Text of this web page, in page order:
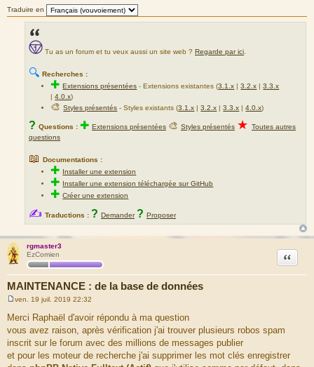
Traduire en
Tu as un forum et tu veux aussi un site web ? Regarde par ici
🔍 Recherches :
✚Extensions présentées -Extensions existantes (3.1.x |3.2.x |3.3.x
|4.0.x)
🎨Styles présentés - Styles existants (3.1.x |3.2.x |3.3.x |4.0.x)
? Questions : ✚ Extensions présentées 🎨 Styles présentés ★ Toutes autres
questions
📖 Documentations :
✚ Installer une extension
✚ Installer une extension téléchargée sur GitHub
✚Créer une extension
✍ Traductions : ? Demander ? Proposer
rgmaster3
EzComien
MAINTENANCE : de la base de données
Citation
e
s
s
a
g
ven. 19 juil. 2019 22:32
Merci Raphaël d'avoir répondu à ma question
vous avez raison, après vérification j'ai trouver plusieurs robos spam
inscrit sur le forum avec des millions de messages publier
et pour les moteur de recherche j'ai supprimer les mot clés enregistrer